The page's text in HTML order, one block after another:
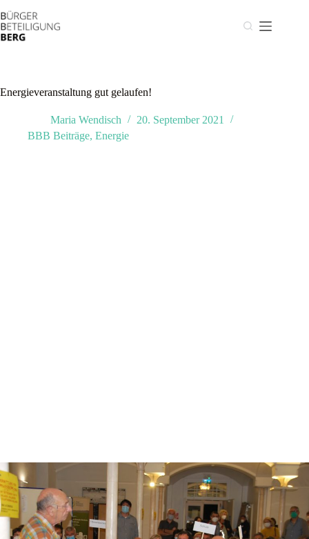
Inhalt
springen
Energieveranstaltung gut gelaufen!
Maria Wendisch
20. September 2021
BBB Beiträge, Energie